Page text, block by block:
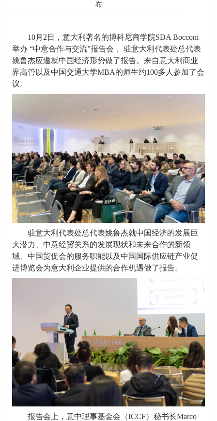
布
10月2日，意大利著名的博科尼商学院SDA Bocconi
举办 “中意合作与交流”报告会， 驻意大利代表处总代表
姚鲁杰应邀就中国经济形势做了报告。来自意大利商业
界高管以及中国交通大学MBA的师生约100多人参加了会
议。
驻意大利代表处总代表姚鲁杰就中国经济的发展巨
大潜力、中意经贸关系的发展现状和未来合作的新领
域、中国贸促会的服务职能以及中国国际供应链产业促
进博览会为意大利企业提供的合作机遇做了报告。
报告会上，意中理事基金会（ICCF）秘书长Marco